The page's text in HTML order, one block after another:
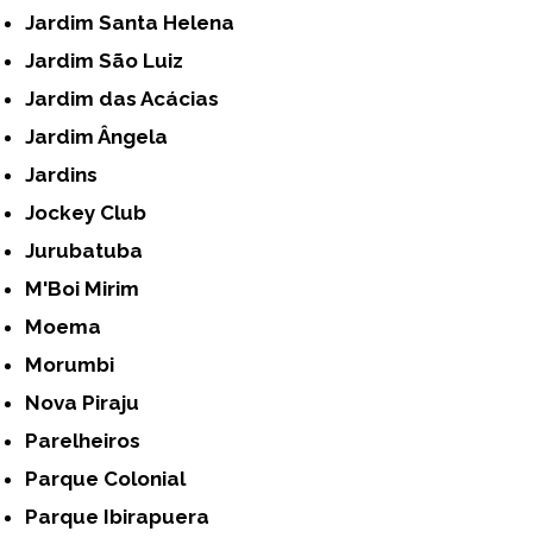
Jardim Santa Helena
Jardim São Luiz
Jardim das Acácias
Jardim Ângela
Jardins
Jockey Club
Jurubatuba
M'Boi Mirim
Moema
Morumbi
Nova Piraju
Parelheiros
Parque Colonial
Parque Ibirapuera